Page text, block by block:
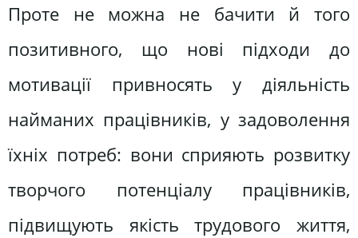
Проте не можна не бачити й того
позитивного, що нові підходи до
мотивації привносять у діяльність
найманих працівників, у задоволення
їхніх потреб: вони сприяють розвитку
творчого потенціалу працівників,
підвищують якість трудового життя,